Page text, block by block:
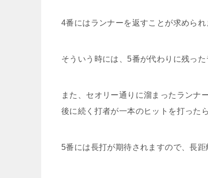
4番にはランナーを返すことが求めら
そういう時には、5番が代わりに残っ
また、セオリー通りに溜まったランナ
後に続く打者が一本のヒットを打った
5番には長打が期待されますので、長